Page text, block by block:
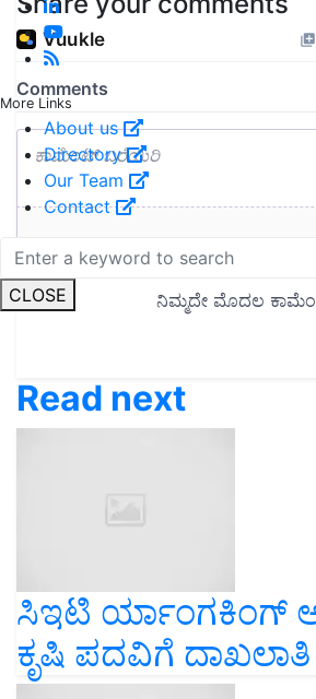
More Links
About us
Directory
Our Team
Contact
CLOSE
Read next
ಸಿಇಟಿ ರ್ಯಾಂಗಕಿಂಗ್
ಕೃಷಿ ಪದವಿಗೆ ದಾಖಲಾತಿ